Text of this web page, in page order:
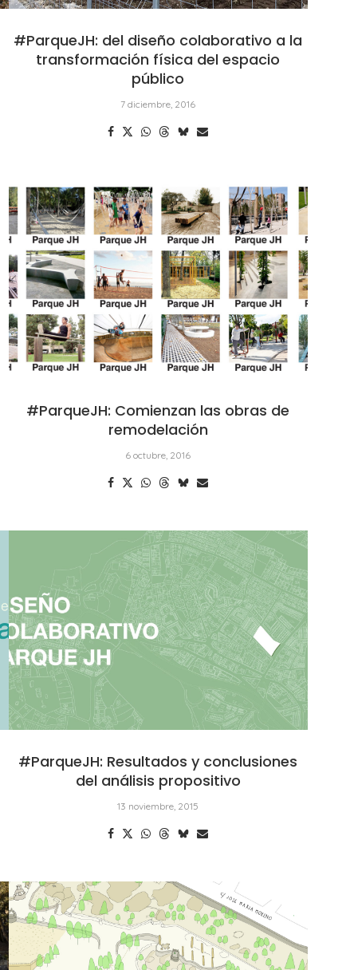
#ParqueJH: del diseño colaborativo a la
transformación física del espacio
público
7 diciembre, 2016
#ParqueJH: Comienzan las obras de
remodelación
6 octubre, 2016
#ParqueJH: Resultados y conclusiones
del análisis propositivo
13 noviembre, 2015